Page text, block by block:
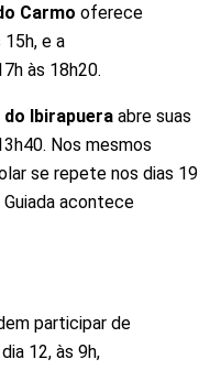
Carmo oferece
e a
às 18h20.
Ibirapuera abre suas
Nos mesmos
se repete nos dias 19
acontece
participar de
12, às 9h,